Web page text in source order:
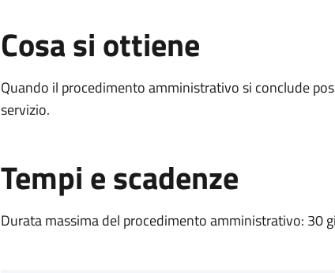
Cosa si ottiene
Quando il procedimento amministrativo si conclude
servizio.
Tempi e scadenze
Durata massima del procedimento amministrativo: 30